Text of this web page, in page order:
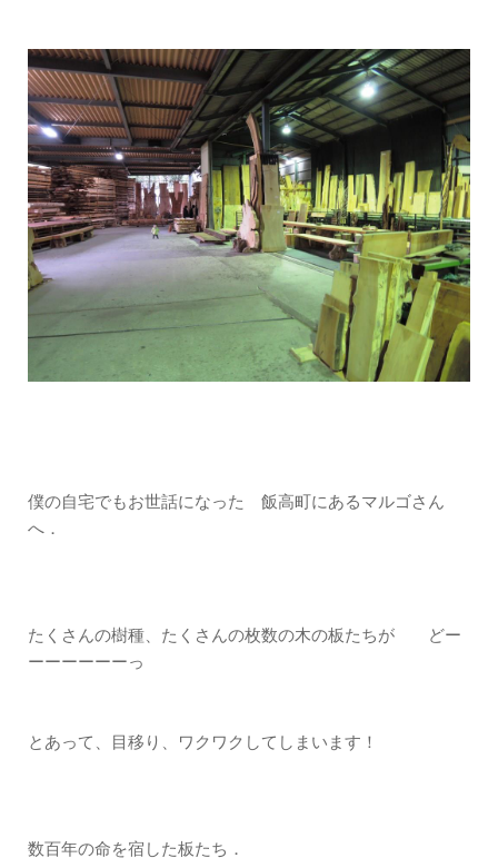
僕の自宅でもお世話になった 飯高町にあるマルゴさん
へ．
たくさんの樹種、たくさんの枚数の木の板たちが どー
ーーーーーーっ
とあって、目移り、ワクワクしてしまいます！
数百年の命を宿した板たち．